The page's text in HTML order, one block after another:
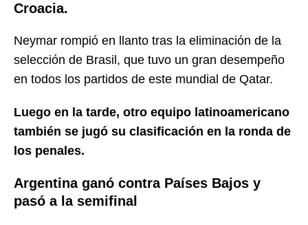
Croacia.
Neymar rompió en llanto tras la eliminación de la
selección de Brasil, que tuvo un gran desempeño
en todos los partidos de este mundial de Qatar.
Luego en la tarde, otro equipo latinoamericano
también se jugó su clasificación en la ronda de
los penales.
Argentina ganó contra Países Bajos y
pasó a la semifinal